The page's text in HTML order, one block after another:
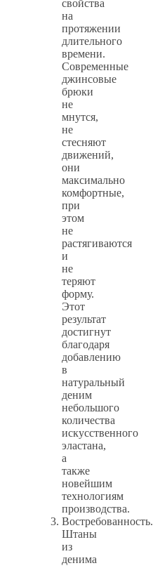
свойства
на
протяжении
длительного
времени.
Современные
джинсовые
брюки
не
мнутся,
не
стесняют
движений,
они
максимально
комфортные,
при
этом
не
растягиваются
и
не
теряют
форму.
Этот
результат
достигнут
благодаря
добавлению
в
натуральный
деним
небольшого
количества
искусственного
эластана,
а
также
новейшим
технологиям
производства.
Востребованность.
Штаны
из
денима